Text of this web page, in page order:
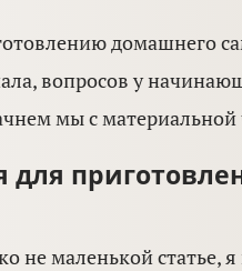
домашнего
вопросов у
мы с материальной
для
не маленькой статье, я